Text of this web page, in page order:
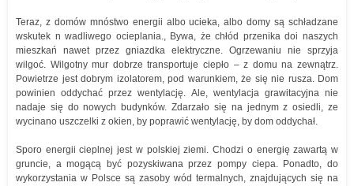
Teraz, z domów mnóstwo energii albo ucieka, albo domy są schładzane
wskutek n wadliwego ocieplania., Bywa, że chłód przenika doi naszych
mieszkań nawet przez gniazdka elektryczne. Ogrzewaniu nie sprzyja
wilgoć. Wilgotny mur dobrze transportuje ciepło – z domu na zewnątrz.
Powietrze jest dobrym izolatorem, pod warunkiem, że się nie rusza. Dom
powinien oddychać przez wentylację. Ale, wentylacja grawitacyjna nie
nadaje się do nowych budynków. Zdarzało się na jednym z osiedli, ze
wycinano uszczelki z okien, by poprawić wentylację, by dom oddychał.
Sporo energii cieplnej jest w polskiej ziemi. Chodzi o energię zawartą w
gruncie, a mogącą być pozyskiwana przez pompy ciepa. Ponadto, do
wykorzystania w Polsce są zasoby wód termalnych, znajdujących się na